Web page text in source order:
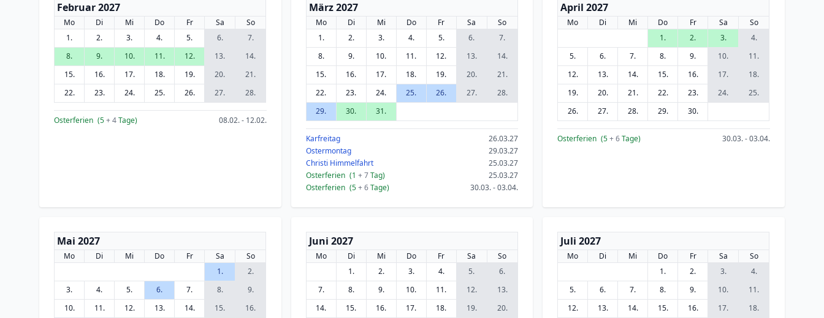
Februar 2027
Mo Di Mi Do Fr Sa
So
1.
2. 3. 4. 5. 6.
7.
8.
9. 10. 11. 12. 13.
14.
15.
16. 17. 18. 19. 20.
21.
22.
23. 24. 25. 26. 27. 28.
Osterferien (5+ 4Tage) 08.02. - 12.02.
März 2027
Mo Di Mi Do Fr Sa
So
1.
2. 3. 4. 5. 6.
7.
8.
9. 10. 11. 12. 13.
14.
15.
16. 17. 18. 19. 20.
21.
22.
23. 24. 25. 26. 27.
28.
29.
30. 31.
Karfreitag
26.03.27
Ostermontag
29.03.27
Christi Himmelfahrt
25.03.27
Osterferien (1 + 7Tag)
25.03.27
Osterferien (5+ 6Tage) 30.03. - 03.04.
April 2027
Mo Di Mi Do Fr Sa
So
1.
2. 3.
4.
5.
6. 7. 8. 9. 10.
11.
12.
13. 14. 15. 16. 17.
18.
19.
20. 21. 22. 23. 24.
25.
26.
27. 28. 29. 30.
Osterferien (5+ 6Tage) 30.03. - 03.04.
Mai 2027
Mo Di Mi Do Fr Sa
So
1.
2.
3.
4. 5. 6. 7. 8.
9.
10.
11. 12. 13. 14. 15.
16.
Juni 2027
Mo Di Mi Do Fr Sa
So
1.
2. 3. 4. 5.
6.
7.
8. 9. 10. 11. 12.
13.
14.
15. 16. 17. 18. 19.
20.
Juli 2027
Mo Di Mi Do Fr Sa
So
1.
2. 3.
4.
5.
6. 7. 8. 9. 10.
11.
12.
13. 14. 15. 16. 17.
18.